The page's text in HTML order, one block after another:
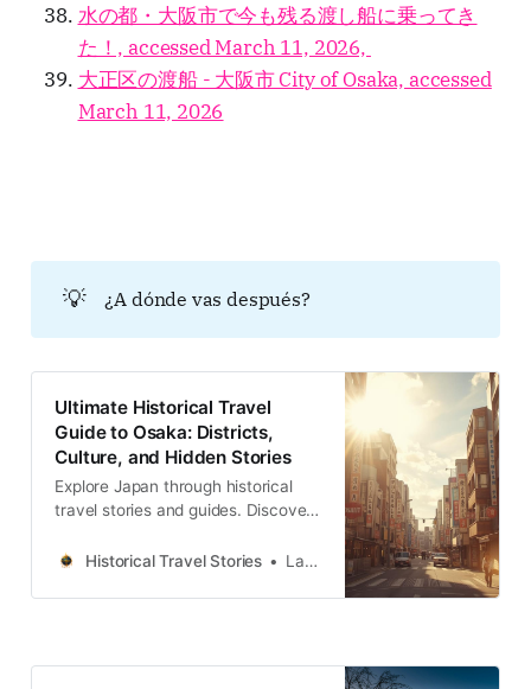
水の都・大阪市で今も残る渡し船に乗ってき
た！, accessed March 11, 2026,
大正区の渡船 - 大阪市 City of Osaka, accessed
March 11, 2026
💡 ¿A dónde vas después?
Ultimate Historical Travel
Guide to Osaka: Districts,
Culture, and Hidden Stories
Explore Japan through historical
travel stories and guides. Discover
legends across regions, for
Historical Travel Stories Lawrence